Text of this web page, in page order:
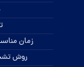
زمان
روش